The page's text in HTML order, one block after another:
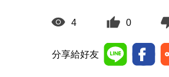
4 0
分享給好友